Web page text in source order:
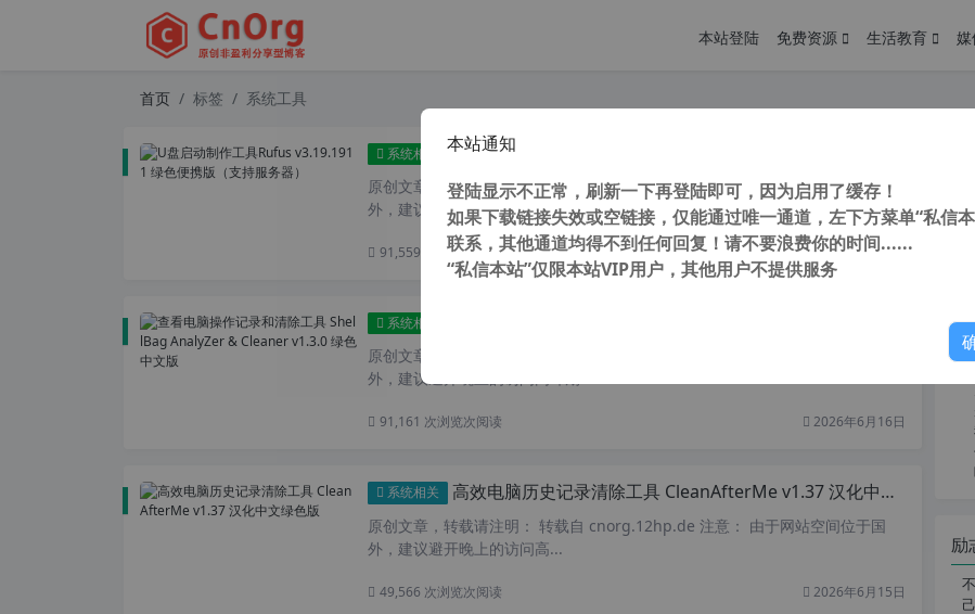
本站登陆 免费资源 生活教育 媒
首页 标签 系统工具
系统相关 U盘启动制作工具Rufus v3.19.1911 绿色便携版（支持服务器）
原创文章，转载请注明： 转载自 cnorg.12hp.de 注意： 由于网站空间位于国
外，建议避开晚上的访问高...
91,559 次浏览次阅读 四天前
系统相关
原创文章，转载请注明： 转载自cnorg.12hp.de 注意：由于网站空间位于国
外，建议避开晚上的访问高峰期...
91,161 次浏览次阅读 2026年6月16日
系统相关 高效电脑历史记录清除工具 CleanAfterMe v1.37 汉化中文绿色版
原创文章，转载请注明： 转载自 cnorg.12hp.de 注意： 由于网站空间位于国
外，建议避开晚上的访问高...
49,566 次浏览次阅读 2026年6月15日
励
本站通知
登陆显示不正常，刷新一下再登陆即可，因为启用了缓存！
如果下载链接失效或空链接，仅能通过唯一通道，左下方菜单“私信
联系，其他通道均得不到任何回复！请不要浪费你的时间......
“私信本站”仅限本站VIP用户，其他用户不提供服务